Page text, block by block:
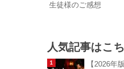
生徒様のご感想
人気記事はこ
【2026年